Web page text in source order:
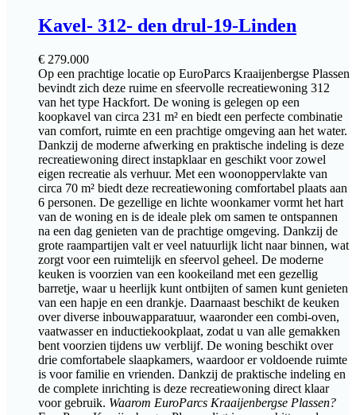
Kavel- 312- den drul-19-Linden
€ 279.000
Op een prachtige locatie op EuroParcs Kraaijenbergse Plassen
bevindt zich deze ruime en sfeervolle recreatiewoning 312
van het type Hackfort. De woning is gelegen op een
koopkavel van circa 231 m² en biedt een perfecte combinatie
van comfort, ruimte en een prachtige omgeving aan het water.
Dankzij de moderne afwerking en praktische indeling is deze
recreatiewoning direct instapklaar en geschikt voor zowel
eigen recreatie als verhuur. Met een woonoppervlakte van
circa 70 m² biedt deze recreatiewoning comfortabel plaats aan
6 personen. De gezellige en lichte woonkamer vormt het hart
van de woning en is de ideale plek om samen te ontspannen
na een dag genieten van de prachtige omgeving. Dankzij de
grote raampartijen valt er veel natuurlijk licht naar binnen, wat
zorgt voor een ruimtelijk en sfeervol geheel. De moderne
keuken is voorzien van een kookeiland met een gezellig
barretje, waar u heerlijk kunt ontbijten of samen kunt genieten
van een hapje en een drankje. Daarnaast beschikt de keuken
over diverse inbouwapparatuur, waaronder een combi-oven,
vaatwasser en inductiekookplaat, zodat u van alle gemakken
bent voorzien tijdens uw verblijf. De woning beschikt over
drie comfortabele slaapkamers, waardoor er voldoende ruimte
is voor familie en vrienden. Dankzij de praktische indeling en
de complete inrichting is deze recreatiewoning direct klaar
voor gebruik. Waarom EuroParcs Kraaijenbergse Plassen?